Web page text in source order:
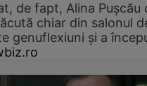
de fapt, Alina Pușcău
chiar din salonul
genuflexiuni și a